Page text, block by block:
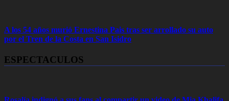
A los 54 años murió Ernestina Pais tras ser arrollado su auto
por el Tren de la Costa en San Isidro
ESPECTACULOS